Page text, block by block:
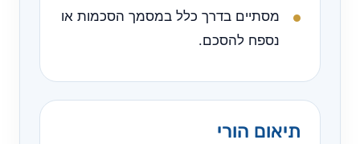
מסתיים בדרך כלל במסמך הסכמות או
נספח להסכם.
תיאום הורי